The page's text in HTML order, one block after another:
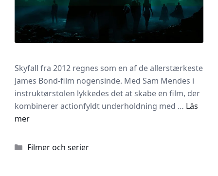
Skyfall fra 2012 regnes som en af de allerstærkeste
James Bond-film nogensinde. Med Sam Mendes i
instruktørstolen lykkedes det at skabe en film, der
kombinerer actionfyldt underholdning med … Läs
mer
Kategorier
Filmer och serier